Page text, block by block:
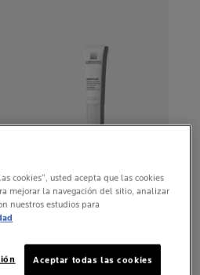
SUBSTIANEOJOS
(0)
Anti-arrugas Cuidado
cookies”, usted acepta que las cookies
mejorar la navegación del sitio, analizar
nuestros estudios para
Aceptar todas las cookies